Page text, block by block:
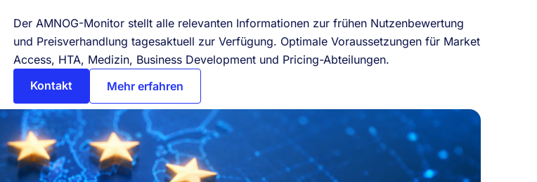
Der AMNOG-Monitor stellt alle relevanten Informationen zur frühen Nutzenbewertung
und Preisverhandlung tagesaktuell zur Verfügung. Optimale Voraussetzungen für Market
Access, HTA, Medizin, Business Development und Pricing-Abteilungen.
Kontakt
Mehr erfahren